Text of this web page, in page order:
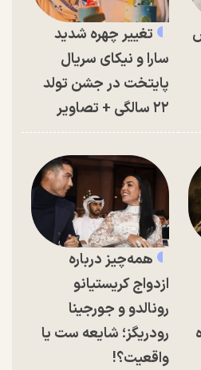
تغییر چهره شدید
سارا و نیکای سریال
پایتخت در جشن تولد
۲۲ سالگی + تصاویر
همه‌چیز درباره
ازدواج کریستیانو
رونالدو و جورجینا
رودریگز؛ شایعه ست یا
واقعیت؟!